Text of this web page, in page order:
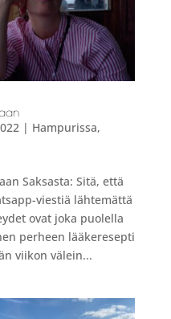
| Hampurissa,
Saksasta: Sitä, että
viestiä lähtemättä
ovat joka puolella
perheen lääkeresepti
viikon välein...